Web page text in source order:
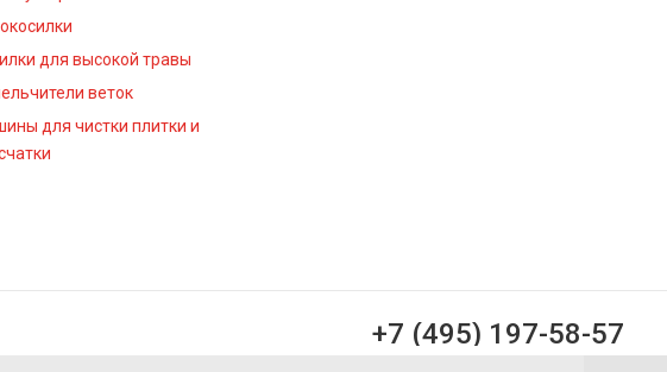
для высокой травы
веток
для чистки плитки и
+7 (495) 197-58-57